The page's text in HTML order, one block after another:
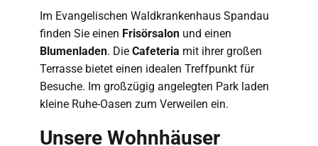
Im Evangelischen Waldkrankenhaus Spandau
finden Sie einen Frisörsalon und einen
Blumenladen. Die Cafeteria mit ihrer großen
Terrasse bietet einen idealen Treffpunkt für
Besuche. Im großzügig angelegten Park laden
kleine Ruhe-Oasen zum Verweilen ein.
Unsere Wohnhäuser